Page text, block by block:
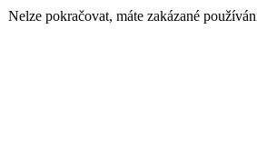
Nelze pokračovat, máte zakázané